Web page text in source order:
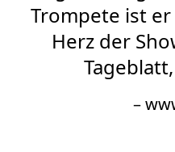
Trompete ist
Herz der
–